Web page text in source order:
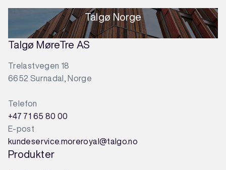
Talgø Norge
Talgø MøreTre AS
Trelastvegen 18
6652 Surnadal, Norge
Telefon
+47 71 65 80 00
E-post
kundeservice.moreroyal@talgo.no
Produkter